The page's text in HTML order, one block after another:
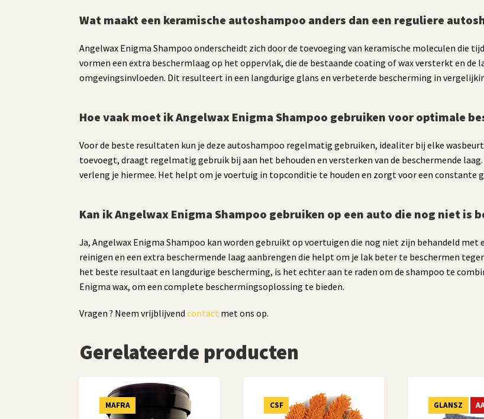
Wat maakt een keramische autoshampoo anders dan een reguliere
Angelwax Enigma Shampoo onderscheidt zich door de toevoeging van keramische moleculen die
vormen een extra beschermlaag op het oppervlak, die de bestaande coating of wax versterkt en
omgevingsinvloeden. Dit resulteert in een langdurige glans en verbeterde bescherming in
Hoe vaak moet ik Angelwax Enigma Shampoo gebruiken voor optimale
Voor de beste resultaten kun je deze autoshampoo regelmatig gebruiken, idealiter bij elke
toevoegt, draagt regelmatig gebruik bij aan het behouden en versterken van de beschermende
verleng je hiermee. Het helpt om je voertuig in topconditie te houden en zorgt voor een constante
Kan ik Angelwax Enigma Shampoo gebruiken op een auto die nog niet is
Ja, Angelwax Enigma Shampoo kan worden gebruikt op voertuigen die nog niet zijn behandeld met
reinigen en een extra beschermende laag aanbrengen die helpt om je lak beter te beschermen
het beste resultaat en langdurige bescherming, is het echter aan te raden om de shampoo te
Enigma wax, om een complete beschermingsoplossing te bieden.
Vragen ? Neem vrijblijvendcontact met ons op.
Gerelateerde producten
MAFRA CSF GLANSZ